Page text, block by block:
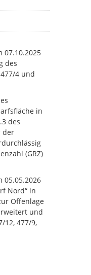
07.10.2025
des
4 und
in
des
der
(GRZ)
05.05.2026
Nord“ in
Offenlage
und
12, 477/9,
Nord“ in der